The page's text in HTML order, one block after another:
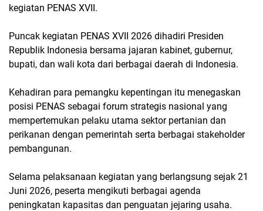
kegiatan PENAS XVII.
Puncak kegiatan PENAS XVII 2026 dihadiri Presiden
Republik Indonesia bersama jajaran kabinet, gubernur,
bupati, dan wali kota dari berbagai daerah di Indonesia.
Kehadiran para pemangku kepentingan itu menegaskan
posisi PENAS sebagai forum strategis nasional yang
mempertemukan pelaku utama sektor pertanian dan
perikanan dengan pemerintah serta berbagai stakeholder
pembangunan.
Selama pelaksanaan kegiatan yang berlangsung sejak 21
Juni 2026, peserta mengikuti berbagai agenda
peningkatan kapasitas dan penguatan jejaring usaha.